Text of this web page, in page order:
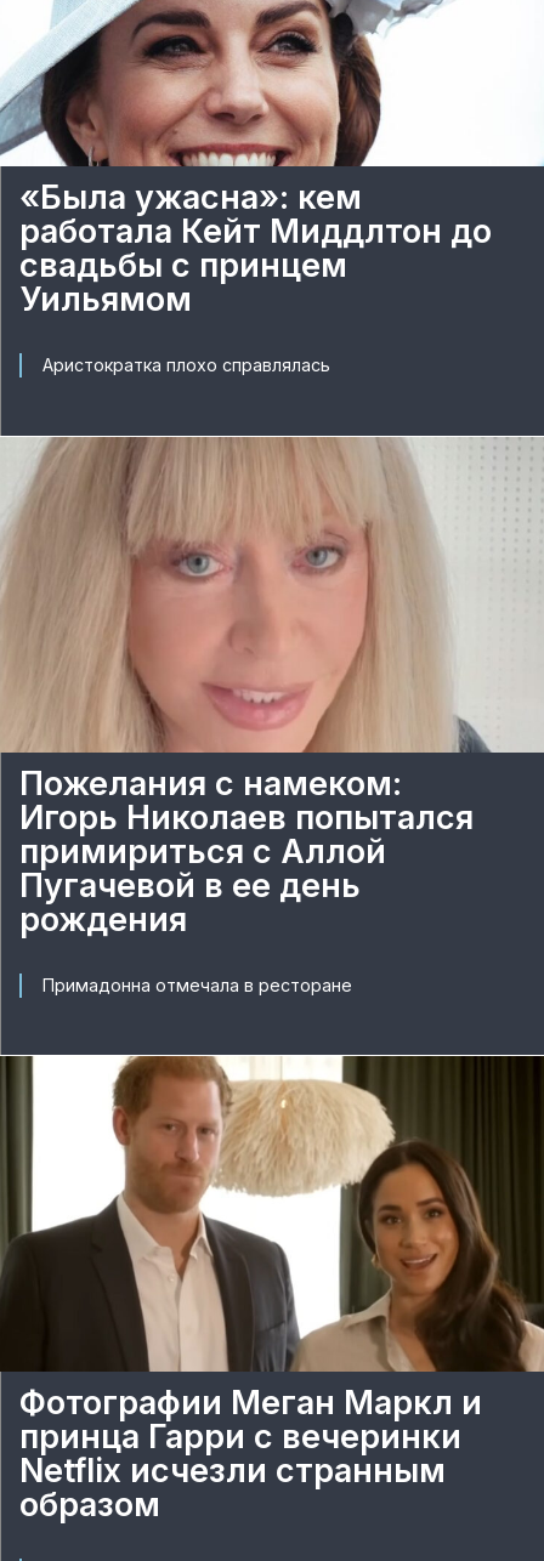
«Была ужасна»: кем
работала Кейт Миддлтон до
свадьбы с принцем
Уильямом
Аристократка плохо справлялась
Пожелания с намеком:
Игорь Николаев попытался
примириться с Аллой
Пугачевой в ее день
рождения
Примадонна отмечала в ресторане
Фотографии Меган Маркл и
принца Гарри с вечеринки
Netflix исчезли странным
образом